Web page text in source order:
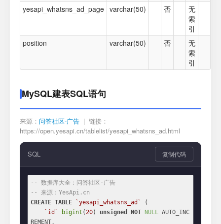
yesapi_whatsns_ad_page varchar(50) 否
无
索
引
position
varchar(50) 否
无
索
引
MySQL建表SQL语句
来源： 问答社区-广告 | 链接：
https://open.yesapi.cn/tablelist/yesapi_whatsns_ad.html
SQL 复制代码
-- 数据库大全：问答社区-广告
-- 来源：YesApi.cn
CREATE TABLE `yesapi_whatsns_ad`
(
`id`
bigint (20) unsigned NOT NULL AUTO_INC
REMENT,